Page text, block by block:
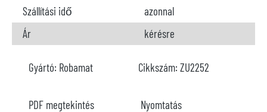
Szállítási idő
azonnal
Ár
kérésre
Gyártó: Robamat Cikkszám: ZU2252
PDF megtekintés Nyomtatás